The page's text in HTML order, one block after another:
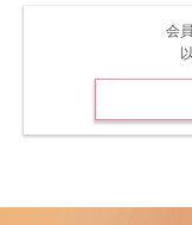
会